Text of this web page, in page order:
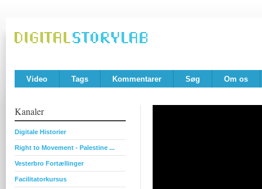
Video Tags Kommentarer Søg Om os
Kanaler
Digitale Historier
Right to Movement - Palestine ...
Vesterbro Fortællinger
Facilitatorkursus